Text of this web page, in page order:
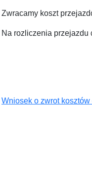
Zwracamy koszt
Na rozliczenia przejazdu
Wniosek o zwrot kosztów